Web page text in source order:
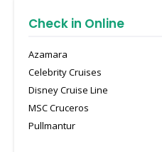
Check in Online
Azamara
Celebrity Cruises
Disney Cruise Line
MSC Cruceros
Pullmantur